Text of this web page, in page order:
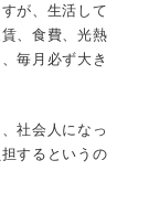
が、生活して
、食費、光熱
毎月必ず大き
社会人になっ
するというの